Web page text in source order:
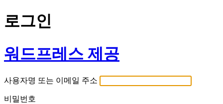
로그인
워드프레스 제공
사용자명 또는 이메일 주소
비밀번호